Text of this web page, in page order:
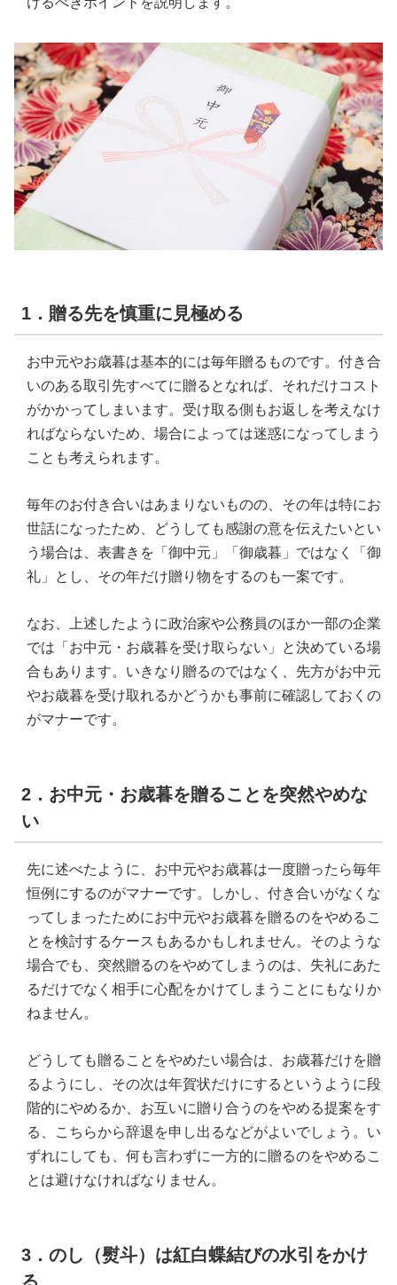
1．贈る先を慎重に見極める
お中元やお歳暮は基本的には毎年贈るものです。付き合
いのある取引先すべてに贈るとなれば、それだけコスト
がかかってしまいます。受け取る側もお返しを考えなけ
ればならないため、場合によっては迷惑になってしまう
ことも考えられます。
毎年のお付き合いはあまりないものの、その年は特にお
世話になったため、どうしても感謝の意を伝えたいとい
う場合は、表書きを「御中元」「御歳暮」ではなく「御
礼」とし、その年だけ贈り物をするのも一案です。
なお、上述したように政治家や公務員のほか一部の企業
では「お中元・お歳暮を受け取らない」と決めている場
合もあります。いきなり贈るのではなく、先方がお中元
やお歳暮を受け取れるかどうかも事前に確認しておくの
がマナーです。
2．お中元・お歳暮を贈ることを突然やめな
い
先に述べたように、お中元やお歳暮は一度贈ったら毎年
恒例にするのがマナーです。しかし、付き合いがなくな
ってしまったためにお中元やお歳暮を贈るのをやめるこ
とを検討するケースもあるかもしれません。そのような
場合でも、突然贈るのをやめてしまうのは、失礼にあた
るだけでなく相手に心配をかけてしまうことにもなりか
ねません。
どうしても贈ることをやめたい場合は、お歳暮だけを贈
るようにし、その次は年賀状だけにするというように段
階的にやめるか、お互いに贈り合うのをやめる提案をす
る、こちらから辞退を申し出るなどがよいでしょう。い
ずれにしても、何も言わずに一方的に贈るのをやめるこ
とは避けなければなりません。
3．のし（熨斗）は紅白蝶結びの水引をかけ